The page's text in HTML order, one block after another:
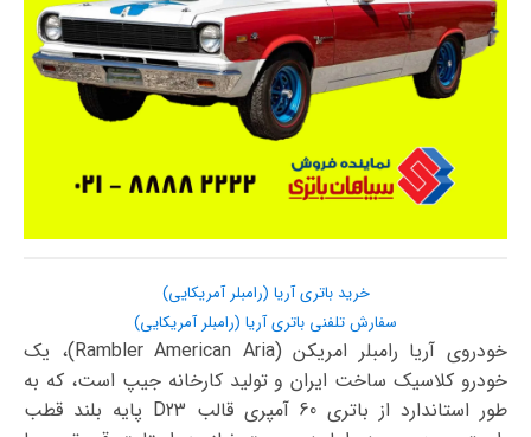
خرید باتری آریا (رامبلر آمریکایی)
سفارش تلفنی باتری آریا (رامبلر آمریکایی)
خودروی آریا رامبلر امریکن (Rambler American Aria)، یک
خودرو کلاسیک ساخت ایران و تولید کارخانه جیپ است، که به
طور استاندارد از باتری 60 آمپری قالب D23 پایه بلند قطب